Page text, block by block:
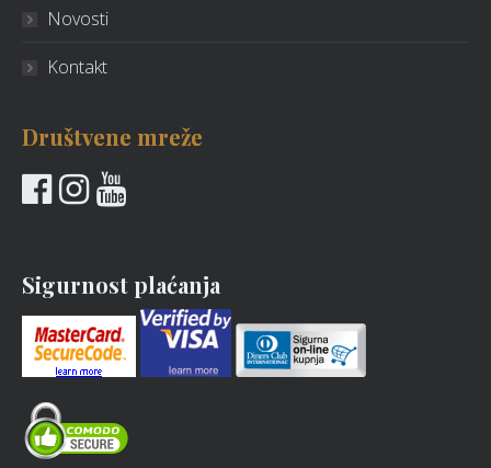
Novosti
Kontakt
Društvene mreže
Sigurnost plaćanja